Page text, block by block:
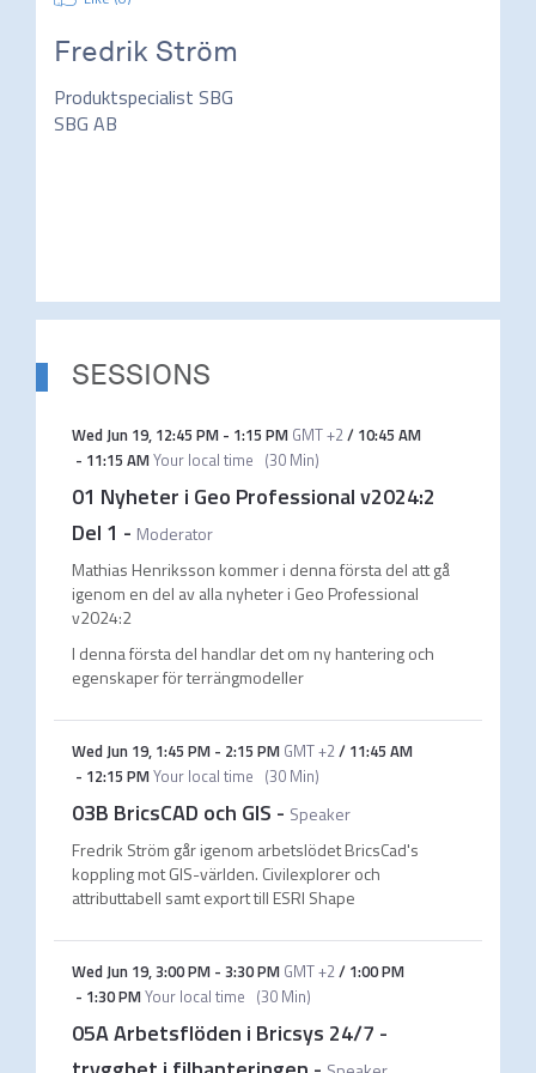
Fredrik Ström
Produktspecialist SBG
SBG AB
SESSIONS
Wed Jun 19, 12:45 PM- 1:15 PM GMT +2/ 10:45 AM
- 11:15 AMYour local time (30 Min)
01 Nyheter i Geo Professional v2024:2
Del 1 - Moderator
Mathias Henriksson kommer i denna första del att gå
igenom en del av alla nyheter i Geo Professional
v2024:2
I denna första del handlar det om ny hantering och
egenskaper för terrängmodeller
Wed Jun 19, 1:45 PM- 2:15 PM GMT +2/ 11:45 AM
- 12:15 PMYour local time (30 Min)
03B BricsCAD och GIS - Speaker
Fredrik Ström går igenom arbetslödetBricsCad's
koppling mot GIS-världen. Civilexplorer och
attributtabell samt export till ESRI Shape
Wed Jun 19,3:00 PM- 3:30 PM GMT +2/ 1:00 PM
- 1:30 PMYour local time (30 Min)
05A Arbetsflöden i Bricsys 24/7 -